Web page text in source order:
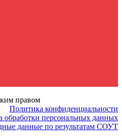
правом
Политика конфиденциальности
обработки персональных данных
данные по результатам СОУТ